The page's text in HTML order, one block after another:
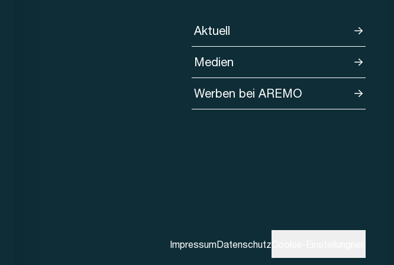
Aktuell
Medien
Werben bei AREMO
ImpressumDatenschutz